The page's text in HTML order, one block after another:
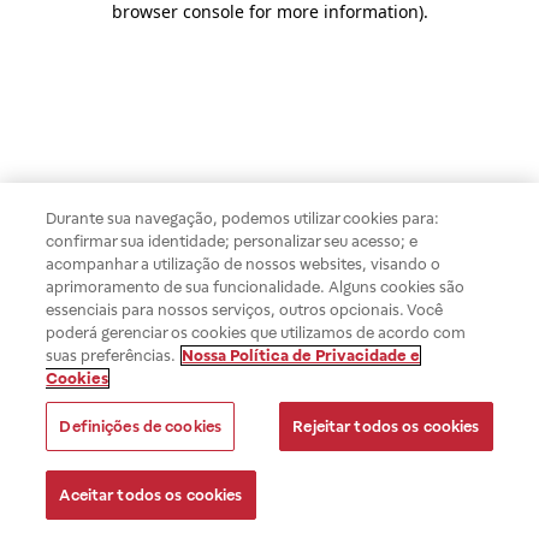
browser console for more information).
Durante sua navegação, podemos utilizar cookies para:
confirmar sua identidade; personalizar seu acesso; e
acompanhar a utilização de nossos websites, visando o
aprimoramento de sua funcionalidade. Alguns cookies são
essenciais para nossos serviços, outros opcionais. Você
poderá gerenciar os cookies que utilizamos de acordo com
suas preferências. Nossa Política de Privacidade e
Cookies
Definições de cookies Rejeitar todos os cookies
Aceitar todos os cookies